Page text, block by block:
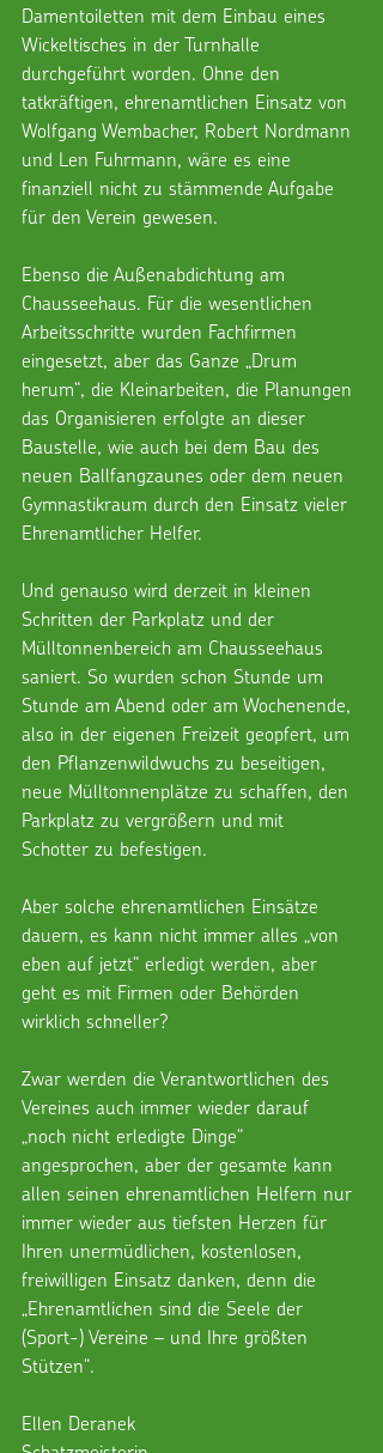
Damentoiletten mit dem Einbau eines
Wickeltisches in der Turnhalle
durchgeführt worden. Ohne den
tatkräftigen, ehrenamtlichen Einsatz von
Wolfgang Wembacher, Robert Nordmann
und Len Fuhrmann, wäre es eine
finanziell nicht zu stämmende Aufgabe
für den Verein gewesen.
Ebenso die Außenabdichtung am
Chausseehaus. Für die wesentlichen
Arbeitsschritte wurden Fachfirmen
eingesetzt, aber das Ganze „Drum
herum“, die Kleinarbeiten, die Planungen
das Organisieren erfolgte an dieser
Baustelle, wie auch bei dem Bau des
neuen Ballfangzaunes oder dem neuen
Gymnastikraum durch den Einsatz vieler
Ehrenamtlicher Helfer.
Und genauso wird derzeit in kleinen
Schritten der Parkplatz und der
Mülltonnenbereich am Chausseehaus
saniert. So wurden schon Stunde um
Stunde am Abend oder am Wochenende,
also in der eigenen Freizeit geopfert, um
den Pflanzenwildwuchs zu beseitigen,
neue Mülltonnenplätze zu schaffen, den
Parkplatz zu vergrößern und mit
Schotter zu befestigen.
Aber solche ehrenamtlichen Einsätze
dauern, es kann nicht immer alles „von
eben auf jetzt“ erledigt werden, aber
geht es mit Firmen oder Behörden
wirklich schneller?
Zwar werden die Verantwortlichen des
Vereines auch immer wieder darauf
„noch nicht erledigte Dinge“
angesprochen, aber der gesamte kann
allen seinen ehrenamtlichen Helfern nur
immer wieder aus tiefsten Herzen für
Ihren unermüdlichen, kostenlosen,
freiwilligen Einsatz danken, denn die
„Ehrenamtlichen sind die Seele der
(Sport-) Vereine – und Ihre größten
Stützen“.
Ellen Deranek